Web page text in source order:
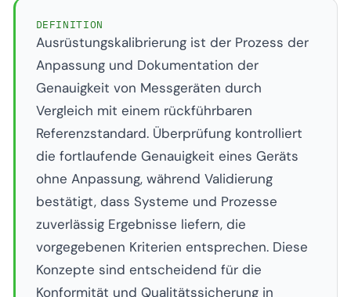
DEFINITION
Ausrüstungskalibrierung ist der Prozess der
Anpassung und Dokumentation der
Genauigkeit von Messgeräten durch
Vergleich mit einem rückführbaren
Referenzstandard. Überprüfung kontrolliert
die fortlaufende Genauigkeit eines Geräts
ohne Anpassung, während Validierung
bestätigt, dass Systeme und Prozesse
zuverlässig Ergebnisse liefern, die
vorgegebenen Kriterien entsprechen. Diese
Konzepte sind entscheidend für die
Konformität und Qualitätssicherung in